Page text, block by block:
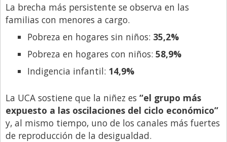
La brecha más persistente se observa en las
familias con menores a cargo.
Pobreza en hogares sin niños: 35,2%
Pobreza en hogares con niños:58,9%
Indigencia infantil: 14,9%
La UCA sostiene que la niñez es “el grupo más
expuesto a las oscilaciones del ciclo económico”
y, al mismo tiempo, uno de los canales más fuertes
de reproducción de la desigualdad.